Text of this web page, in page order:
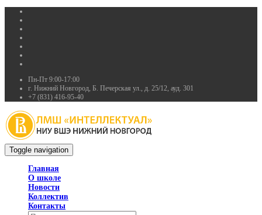
Пн-Пт 9:00-17:00
г. Нижний Новгород, Б. Печерская ул., д. 25/12, ауд. 301
+7 (831) 416-95-40
Toggle navigation
Главная
О школе
Новости
Коллектив
Контакты